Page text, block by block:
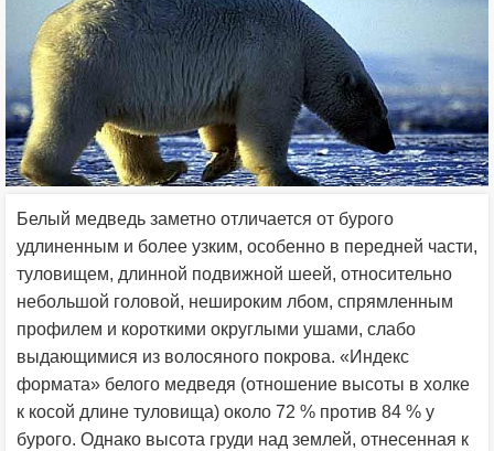
Белый медведь заметно отличается от бурого
удлиненным и более узким, особенно в передней части,
туловищем, длинной подвижной шеей, относительно
небольшой головой, нешироким лбом, спрямленным
профилем и короткими округлыми ушами, слабо
выдающимися из волосяного покрова. «Индекс
формата» белого медведя (отношение высоты в холке
к косой длине туловища) около 72 % против 84 % у
бурого. Однако высота груди над землей, отнесенная к